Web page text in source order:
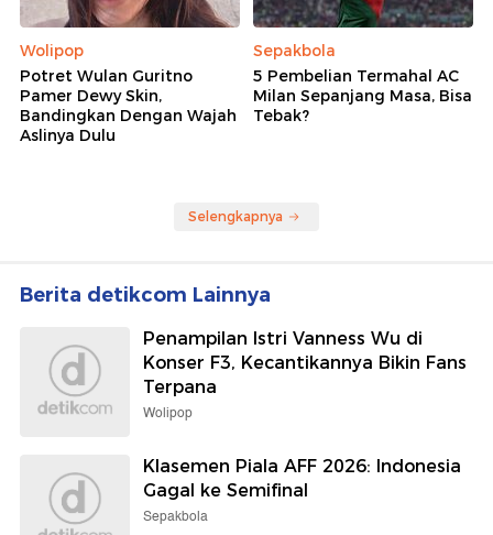
Wolipop
Potret Wulan Guritno
Pamer Dewy Skin,
Bandingkan Dengan Wajah
Aslinya Dulu
Sepakbola
5 Pembelian Termahal AC
Milan Sepanjang Masa, Bisa
Tebak?
Selengkapnya
Berita detikcom Lainnya
Penampilan Istri Vanness Wu di
Konser F3, Kecantikannya Bikin Fans
Terpana
Wolipop
Klasemen Piala AFF 2026: Indonesia
Gagal ke Semifinal
Sepakbola